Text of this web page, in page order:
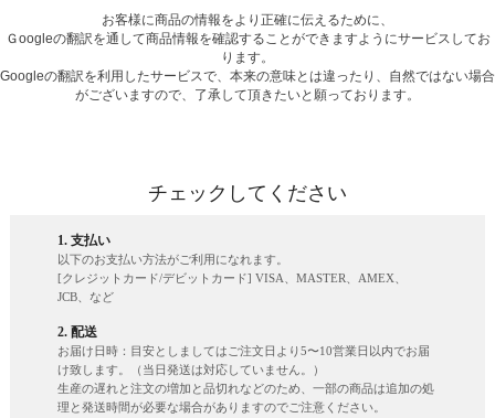
お客様に商品の情報をより正確に伝えるために、
Ｇoogleの翻訳を通して商品情報を確認することができますようにサービスしてお
ります。
Googleの翻訳を利用したサービスで、本来の意味とは違ったり、自然ではない場合
がございますので、了承して頂きたいと願っております。
チェックしてください
1. 支払い
以下のお支払い方法がご利用になれます。
[クレジットカード/デビットカード] VISA、MASTER、AMEX、
JCB、など
2. 配送
お届け日時：目安としましてはご注文日より5〜10営業日以内でお届
け致します。（当日発送は対応していません。）
生産の遅れと注文の増加と品切れなどのため、一部の商品は追加の処
理と発送時間が必要な場合がありますのでご注意ください。